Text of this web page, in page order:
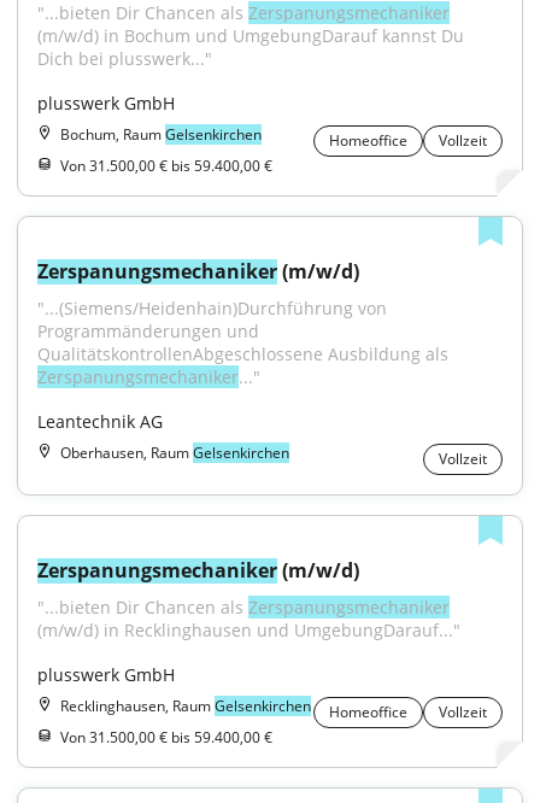
"...bieten Dir Chancen als Zerspanungsmechaniker
(m/w/d) in Bochum und UmgebungDarauf kannst Du
Dich bei plusswerk..."
plusswerk GmbH
Bochum, RaumGelsenkirchen Homeoffice
Vollzeit
Von 31.500,00 € bis 59.400,00 €
Zerspanungsmechaniker (m/w/d)
"...(Siemens/Heidenhain)Durchführung von
Programmänderungen und
Zerspanungsmechaniker..."
Leantechnik AG
Oberhausen, RaumGelsenkirchen Vollzeit
Zerspanungsmechaniker (m/w/d)
"...bieten Dir Chancen als Zerspanungsmechaniker
(m/w/d) in Recklinghausen und UmgebungDarauf..."
plusswerk GmbH
Recklinghausen, RaumGelsenkirchen Homeoffice
Vollzeit
Von 31.500,00 € bis 59.400,00 €